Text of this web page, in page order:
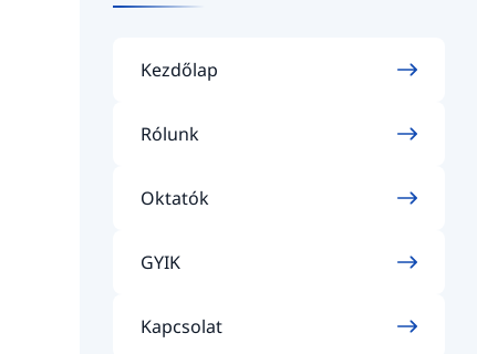
Kezdőlap
Rólunk
Oktatók
GYIK
Kapcsolat